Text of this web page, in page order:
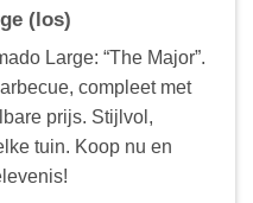
(los)
Large: “The Major”.
compleet met
prijs. Stijlvol,
tuin. Koop nu en